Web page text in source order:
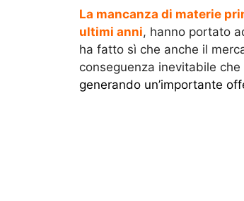
La mancanza di materie
ultimi anni, hanno portato
ha fatto sì che anche il
conseguenza inevitabile
generando un’importante off